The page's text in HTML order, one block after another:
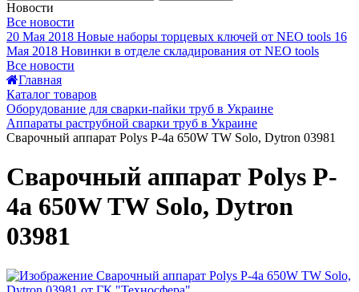
Новости
Все новости
20 Мая 2018 Новые наборы торцевых ключей от NEO tools 16
Мая 2018 Новинки в отделе складирования от NEO tools
Все новости
Главная
Каталог товаров
Оборудование для сварки-пайки труб в Украине
Аппараты раструбной сварки труб в Украине
Сварочный аппарат Polys P-4а 650W TW Solo, Dytron 03981
Сварочный аппарат Polys P-
4а 650W TW Solo, Dytron
03981